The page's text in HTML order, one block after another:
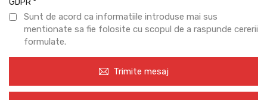
Sunt de acord ca informatiile introduse mai sus
mentionate sa fie folosite cu scopul de a raspunde cererii
formulate.
Trimite mesaj